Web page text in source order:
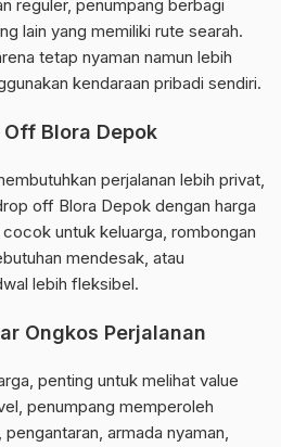
reguler, penumpang berbagi
lain yang memiliki rute searah.
tetap nyaman namun lebih
kendaraan pribadi sendiri.
Blora Depok
perjalanan lebih privat,
off Blora Depok dengan harga
untuk keluarga, rombongan
mendesak, atau
lebih fleksibel.
Ongkos Perjalanan
penting untuk melihat value
penumpang memperoleh
armada nyaman,